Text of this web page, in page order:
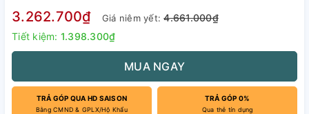
3.262.700₫ Giá niêm yết:4.661.000₫
Tiết kiệm: 1.398.300₫
MUA NGAY
TRẢ GÓP QUA HD SAISON
Bằng CMND & GPLX/Hộ Khẩu
TRẢ GÓP 0%
Qua thẻ tín dụng